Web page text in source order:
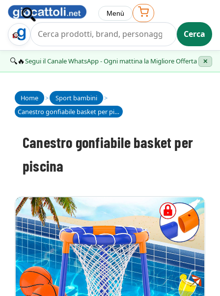
Trova Regalo Cerca
Menù
🔍🔥Segui il Canale WhatsApp - Ogni mattina la Migliore Offerta ✕
Home > Sport bambini
>
Canestro gonfiabile basket per piscina
Canestro gonfiabile basket per
piscina